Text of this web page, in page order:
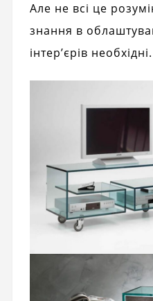
Але не всі це
знання в
інтер’єрів необхідні.